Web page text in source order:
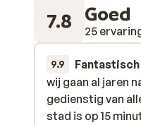
7.8 Goed
25
9.9 Fantastisch
wij gaan al jaren
gedienstig van
stad is op 15
wij gaan al jaren
gedienstig van
stad is op 15